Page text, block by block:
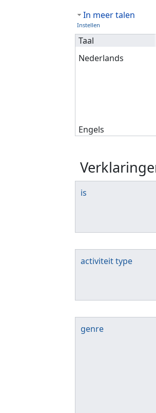
In meer talen
Instellen
Taal
Nederlands
Engels
is
activiteit type
genre